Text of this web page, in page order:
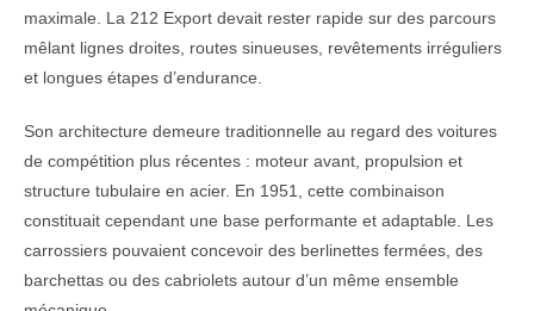
maximale. La 212 Export devait rester rapide sur des parcours
mêlant lignes droites, routes sinueuses, revêtements irréguliers
et longues étapes d’endurance.
Son architecture demeure traditionnelle au regard des voitures
de compétition plus récentes : moteur avant, propulsion et
structure tubulaire en acier. En 1951, cette combinaison
constituait cependant une base performante et adaptable. Les
carrossiers pouvaient concevoir des berlinettes fermées, des
barchettas ou des cabriolets autour d’un même ensemble